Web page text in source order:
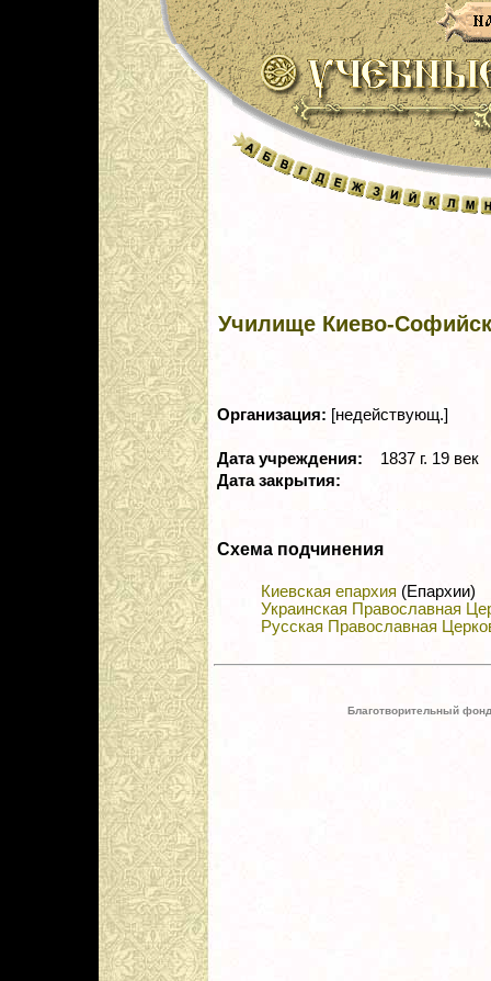
Училище Киево-
Организация: [недействующ.]
Дата учреждения:
1837 г. 19 век
Дата закрытия:
Схема подчинения
Киевская епархия (Епархии)
Украинская Православная
Русская Православная
Благотворительный